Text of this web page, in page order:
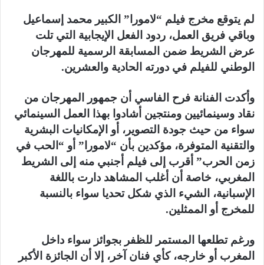
لم يتوقع مخرج فيلم “لامورا” الكبير محمد إسماعيل
وباقي فريق العمل، ردود الفعل الإيجابية التي تلت
عرض الشريط ضمن المسابقة الرسمية للمهرجان
الوطني للفيلم في دورته الحادية والعشرين.
وأكدت الفنانة فرح الفاسي أن جمهور المهرجان من
نقاد وسينمائيين ومنتجين أشادوا بهذا العمل السينمائي
سواء من حيث جودة التصوير، أو الإمكانيات البشرية
والتقنية المتوفرة، مؤكدين بأن “لامورا” أو “الحب في
زمن الحرب” أقرب إلى فيلم أجنبي منه إلى الشريط
المغربي، خاصة أن أغلب المشاهد دارت باللغة
الإسبانية، الشيء الذي شكل تحديا سواء بالنسبة
للمخرج أو الممثلين.
ورغم تطلعها المستمر للظفر بجوائز سواء داخل
المغرب أو خارجه، كأي فنان آخر، إلا أن الجائزة الأكبر